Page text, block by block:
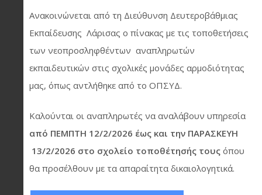
Ανακοινώνεται από τη Διεύθυνση Δευτεροβάθμιας
Εκπαίδευσης Λάρισας ο πίνακας με τις τοποθετήσεις
των νεοπροσληφθέντων αναπληρωτών
εκπαιδευτικών στις σχολικές μονάδες αρμοδιότητας
μας, όπως αντλήθηκε από το ΟΠΣΥΔ.
Καλούνται οι αναπληρωτές να αναλάβουν υπηρεσία
από ΠΕΜΠΤΗ 12/2/2026 έως και την ΠΑΡΑΣΚΕΥΗ
13/2/2026 στο σχολείο τοποθέτησής τους όπου
θα προσέλθουν με τα απαραίτητα δικαιολογητικά.